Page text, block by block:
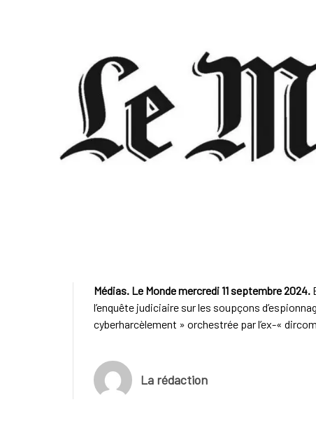
Médias. Le Monde mercredi 11 septembre 2024.
l’enquête judiciaire sur les soupçons
cyberharcèlement » orchestrée par l’ex-«
La rédaction